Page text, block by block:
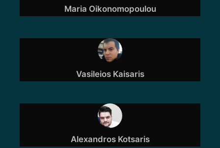
Maria Oikonomopoulou
Vasileios Kaisaris
Alexandros Kotsaris